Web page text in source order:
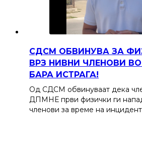
СДСМ ОБВИНУВА ЗА
ВРЗ НИВНИ ЧЛЕНОВИ
БАРА ИСТРАГА!
Од СДСМ обвинуваат дека
ДПМНЕ први физички ги
членови за време на